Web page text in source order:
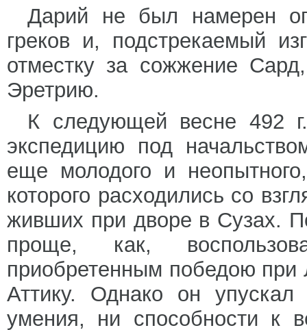
Дарий не был намерен
греков и, подстрекаемый
отместку за сожжение
Эретрию.
К следующей весне 492
экспедицию под
еще молодого и
которого расходились со
живших при дворе в Сузах.
проще, как,
приобретенным победою при
Аттику. Однако он
умения, ни способности к